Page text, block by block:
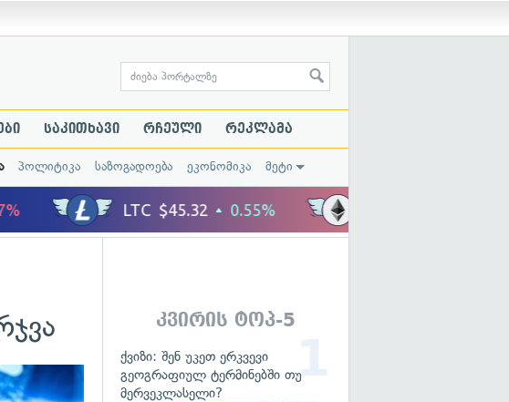
საკითხავი რჩეული რეკლამა
პოლიტიკა საზოგადოება ეკონომიკა მეტი
კვირის ტოპ-5
ქვიზი: შენ უკეთ ერკვევი
გეოგრაფიულ ტერმინებში თუ
მერვეკლასელი?